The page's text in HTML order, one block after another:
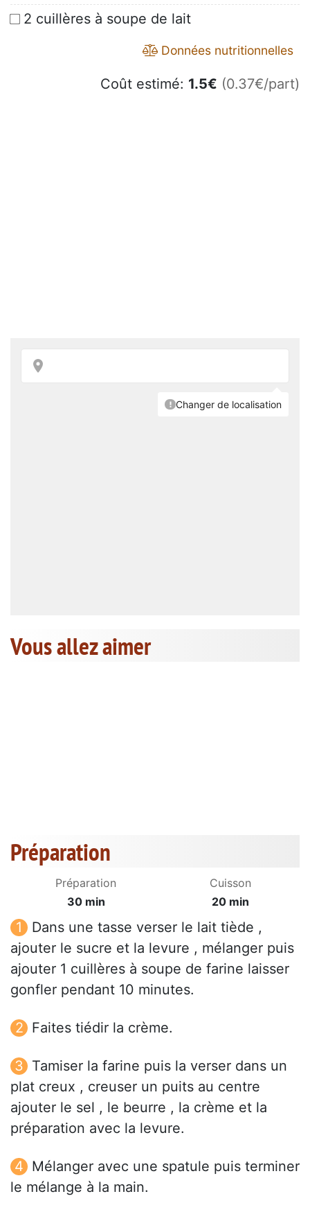
2 cuillères à soupe de lait
Données nutritionnelles
Coût estimé: 1.5€ (0.37€/part)
Vous allez aimer
Préparation
Préparation
30 min
Cuisson
20 min
Dans une tasse verser le lait tiède ,
ajouter le sucre et la levure , mélanger puis
ajouter 1 cuillères à soupe de farine laisser
gonfler pendant 10 minutes.
Faites tiédir la crème.
Tamiser la farine puis la verser dans un
plat creux , creuser un puits au centre
ajouter le sel , le beurre , la crème et la
préparation avec la levure.
Mélanger avec une spatule puis terminer
le mélange à la main.